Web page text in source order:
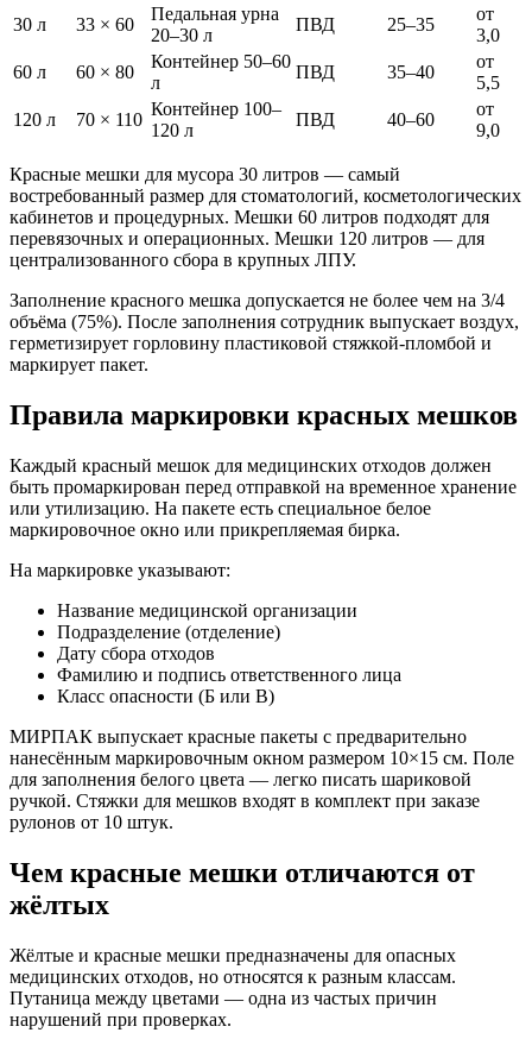
30 л 33 × 60
Педальная урна
20–30 л
ПВД 25–35
от
3,0
60 л
60 × 80
Контейнер 50–60
л
ПВД 35–40
от
5,5
120 л
70 × 110
Контейнер 100–
120 л
ПВД 40–60
от
9,0
Красные мешки для мусора 30 литров — самый
востребованный размер для стоматологий, косметологических
кабинетов и процедурных. Мешки 60 литров подходят для
перевязочных и операционных. Мешки 120 литров — для
централизованного сбора в крупных ЛПУ.
Заполнение красного мешка допускается не более чем на 3/4
объёма (75%). После заполнения сотрудник выпускает воздух,
герметизирует горловину пластиковой стяжкой-пломбой и
маркирует пакет.
Правила маркировки красных мешков
Каждый красный мешок для медицинских отходов должен
быть промаркирован перед отправкой на временное хранение
или утилизацию. На пакете есть специальное белое
маркировочное окно или прикрепляемая бирка.
На маркировке указывают:
Название медицинской организации
Подразделение (отделение)
Дату сбора отходов
Фамилию и подпись ответственного лица
Класс опасности (Б или В)
МИРПАК выпускает красные пакеты с предварительно
нанесённым маркировочным окном размером 10×15 см. Поле
для заполнения белого цвета — легко писать шариковой
ручкой. Стяжки для мешков входят в комплект при заказе
рулонов от 10 штук.
Чем красные мешки отличаются от
жёлтых
Жёлтые и красные мешки предназначены для опасных
медицинских отходов, но относятся к разным классам.
Путаница между цветами — одна из частых причин
нарушений при проверках.